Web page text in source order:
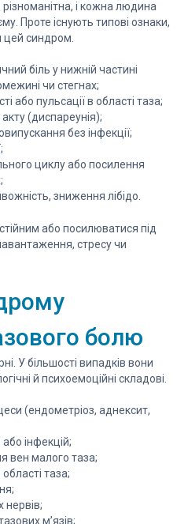
і кожна людина
Проте існують типові ознаки,
синдром.
біль у нижній частині
чи стегнах;
або пульсації в області таза;
акту (диспареунія);
без інфекції;
циклу або посилення
зниження лібідо.
або посилюватися під
стресу чи
болю
У більшості випадків вони
й психоемоційні складові.
(ендометріоз, аднексит,
інфекцій;
вен малого таза;
таза;
м’язів;